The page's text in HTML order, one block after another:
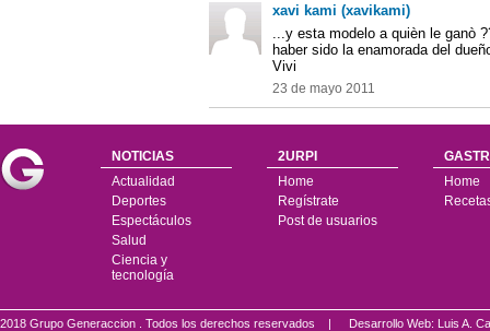
xavi kami (xavikami)
...y esta modelo a quièn le ganò
haber sido la enamorada del
Vivi
23 de mayo 2011
NOTICIAS
Actualidad
Deportes
Espectáculos
Salud
Ciencia y
tecnología
2URPI
Home
Regístrate
Post de usuarios
Home
2018 Grupo Generaccion . Todos los derechos reservados | Desarrollo Web: Luis